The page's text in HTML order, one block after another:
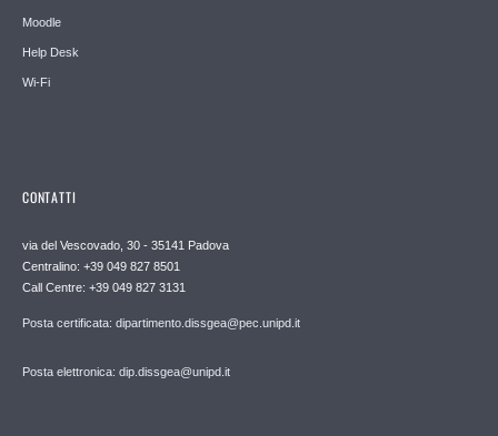
Moodle
Help Desk
Wi-Fi
CONTATTI
via del Vescovado, 30 - 35141 Padova
Centralino: +39 049 827 8501
Call Centre: +39 049 827 3131
Posta certificata: dipartimento.dissgea@pec.unipd.it
Posta elettronica: dip.dissgea@unipd.it